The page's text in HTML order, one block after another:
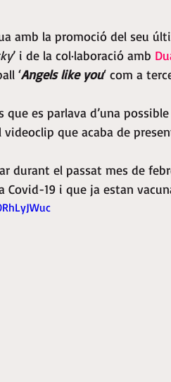
amb la promoció del seu
’ i de la col·laboració amb
‘Angels like you‘ com a
que es parlava d’una
que acaba de
durant el passat mes de
Covid-19 i que ja estan